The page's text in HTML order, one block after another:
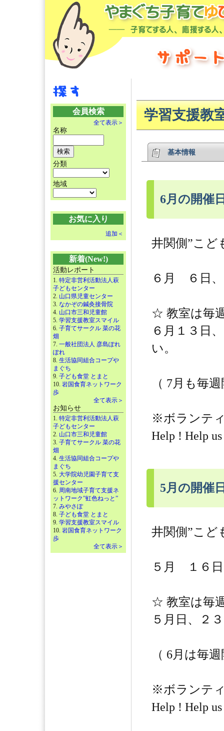
会員検索
全て表示＞
名称
分類
地域
お気に入り
追加＜
新着(New!)
活動レポート
1. 特定非営利活動法人萩
子どもセンター
2. 山口県児童センター
3. なかぞの鍼灸接骨院
4. 山口市三和児童館
5. 学習支援教室スマイル
6. 子育てサークル 菜の花
畑
7. 一般社団法人 彦島ぽれ
ぽれ
8. 生活協同組合コープや
まぐち
9. 子ども食堂 とまと
10. 岩国食育ネットワーク
歩
全て表示＞
お知らせ
1. 特定非営利活動法人萩
子どもセンター
2. 山口市三和児童館
3. 子育てサークル 菜の花
畑
4. 生活協同組合コープや
まぐち
5. 大学院幼児園子育て支
援センター
6. 周南地域子育て支援ネ
ットワーク”虹色ねっと”
7. みやさぽ
8. 子ども食堂 とまと
9. 学習支援教室スマイル
10. 岩国食育ネットワーク
歩
全て表示＞
学習支援教
基本情報
6月の開催
井関側”こど
６月 ６日
☆ 教室は毎
６月１３日
い。
（ 7月も毎
※ボランテ
Help ! Help
5月の開催
井関側”こど
５月 １６
☆ 教室は毎
５月日、２
（ 6月は毎
※ボランテ
Help ! Help